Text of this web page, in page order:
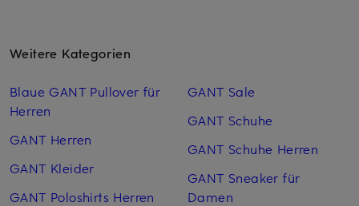
Weitere Kategorien
Blaue GANT Pullover für
Herren
GANT Herren
GANT Kleider
GANT Poloshirts Herren
GANT Sale
GANT Schuhe
GANT Schuhe Herren
GANT Sneaker für
Damen